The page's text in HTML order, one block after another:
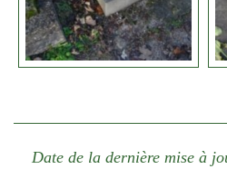
Date de la dernière mise à